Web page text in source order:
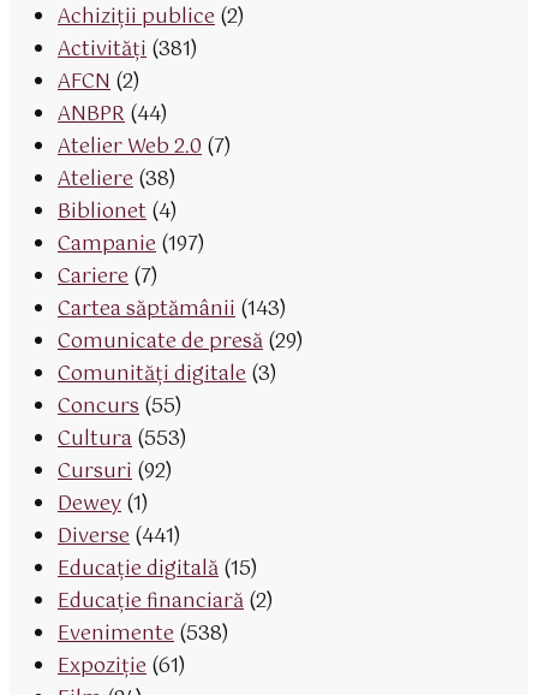
Achiziții publice(2)
Activităţi(381)
AFCN(2)
ANBPR(44)
Atelier Web 2.0(7)
Ateliere(38)
Biblionet(4)
Campanie(197)
Cariere(7)
Cartea săptămânii(143)
Comunicate de presă(29)
Comunități digitale(3)
Concurs(55)
Cultura(553)
Cursuri(92)
Dewey(1)
Diverse(441)
Educaţie digitală(15)
Educaţie financiară(2)
Evenimente(538)
Expoziție(61)